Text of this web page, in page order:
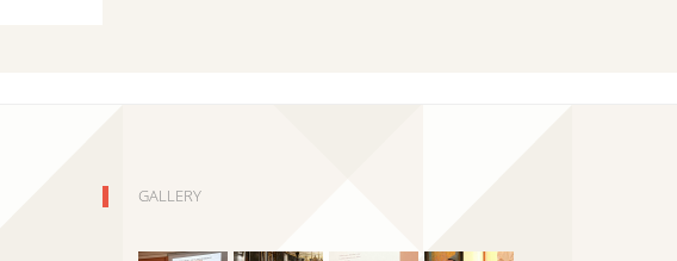
GALLERY